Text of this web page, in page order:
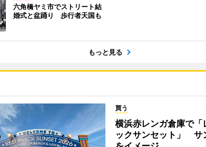
六角橋ヤミ市でストリート結
婚式と盆踊り 歩行者天国も
もっと見る
買う
横浜赤レンガ倉庫で「
ックサンセット」 サ